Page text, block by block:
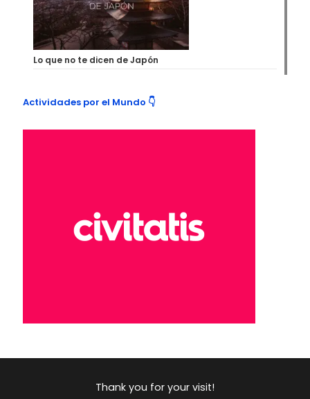
Lo que no te dicen de Japón
Actividades por el Mundo 👇
Thank you for your visit!